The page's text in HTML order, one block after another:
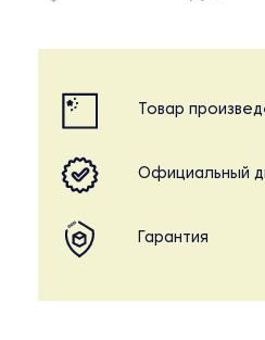
Товар
Официальный
Гарантия